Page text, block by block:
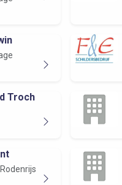
Troch